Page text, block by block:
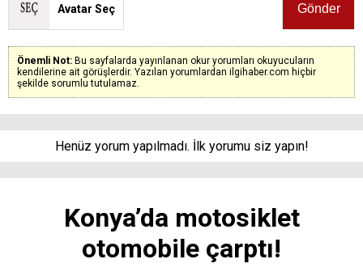
Avatar Seç
Önemli Not: Bu sayfalarda yayınlanan okur yorumları okuyucuların
kendilerine ait görüşlerdir. Yazılan yorumlardan ilgihaber.com hiçbir
şekilde sorumlu tutulamaz.
Henüz yorum yapılmadı. İlk yorumu siz yapın!
Konya’da motosiklet
otomobile çarptı!